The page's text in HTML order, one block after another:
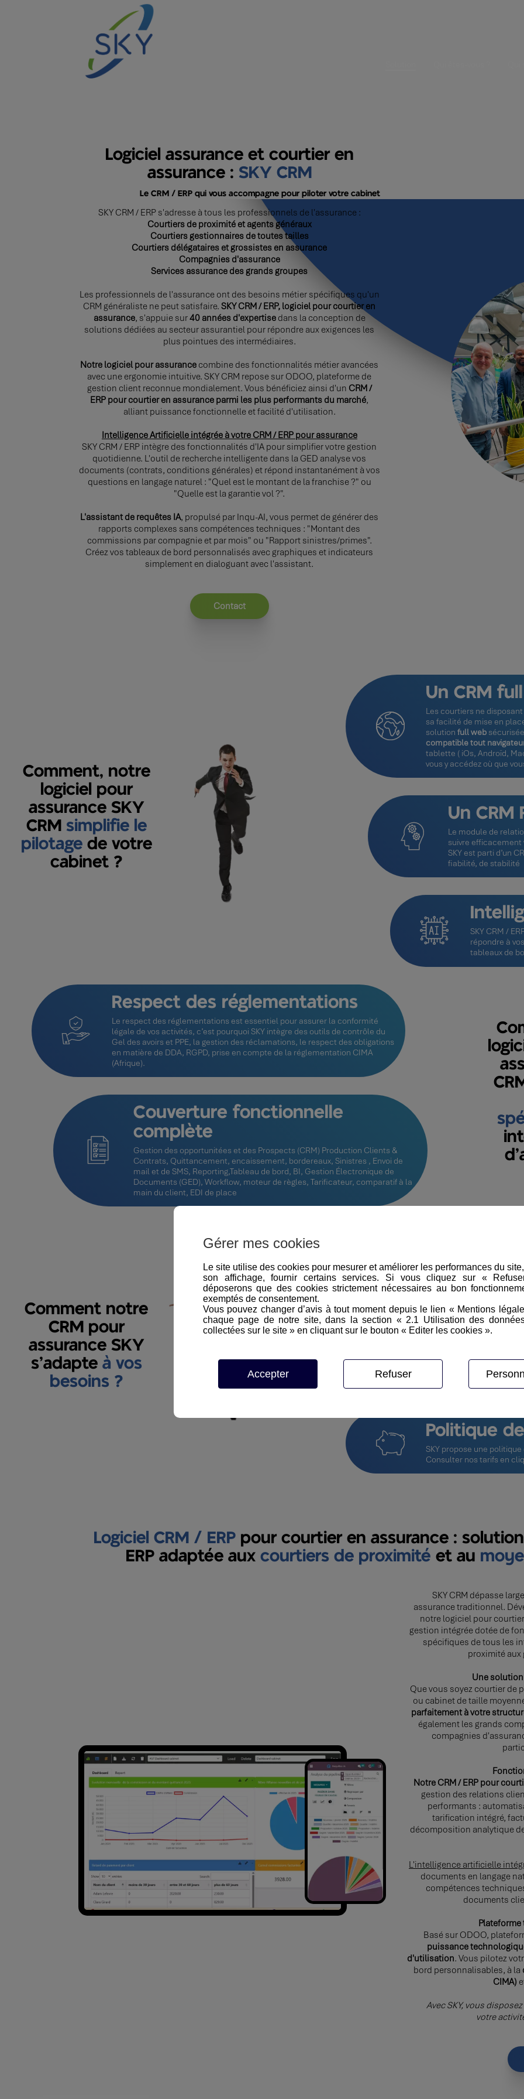
Logiciel assurance et courtier en
assurance : SKY CRM
Le CRM / ERP qui vous accompagne pour piloter votre cabinet
SKY CRM / ERP s'adresse à tous les professionnels de l'assurance :
Courtiers de proximité et agents généraux
Courtiers gestionnaires de toutes tailles
Courtiers délégataires et grossistes en assurance
Compagnies d'assurance
Services assurance des grands groupes
Les professionnels de l'assurance ont des besoins métier spécifiques qu'un
CRM généraliste ne peut satisfaire.SKY CRM / ERP, logiciel pour courtier en
assurance, s'appuie sur40 années d'expertise dans la conception de
solutions dédiées au secteur assurantiel pour répondre aux exigences les
plus pointues des intermédiaires.
Notre logiciel pour assurance combine des fonctionnalités métier avancées
avec une ergonomie intuitive. SKY CRM repose sur ODOO, plateforme de
gestion client reconnue mondialement. Vous bénéficiez ainsi d'un CRM /
ERP pour courtier en assurance parmi les plus performants du marché,
alliant puissance fonctionnelle et facilité d'utilisation.
Intelligence Artificielle intégrée à votre CRM / ERP pour assurance
SKY CRM / ERP intègre des fonctionnalités d'IA pour simplifier votre gestion
quotidienne. L'outil de recherche intelligente dans la GED analyse vos
documents (contrats, conditions générales) et répond instantanément à vos
questions en langage naturel : "Quel est le montant de la franchise ?" ou
"Quelle est la garantie vol ?".
L'assistant de requêtes IA, propulsé par Inqu-AI, vous permet de générer des
rapports complexes sans compétences techniques : "Montant des
commissions par compagnie et par mois" ou "Rapport sinistres/primes".
Créez vos tableaux de bord personnalisés avec graphiques et indicateurs
simplement en dialoguant avec l'assistant.
Contact
Comment, notre
logiciel pour
assurance SKY
CRM simplifie le
pilotagede votre
cabinet ?
Un CRM
Les courtiers ne
sa facilité de mise en
solutionfull web
compatible tout
tablette ( iOs, Androïd,
vous y accédez où que
Un CRM
Le module de
suivre
SKY est parti d’un
fiabilité, de stabilité
SKY CRM /
répondre à
tableaux de
Respect des réglementations
Le respect des réglementations est essentiel pour assurer la conformité
légale de vos activités, c’est pourquoi SKY intègre des outils de contrôle du
Gel des avoirs et PPE, la gestion des réclamations, le respect des obligations
en matière de DDA, RGPD, prise en compte de la réglementation CIMA
(Afrique).
Couverture fonctionnelle
complète
Gestion des opportunitées et des Prospects (CRM) Production Clients &
Contrats, Quittancement, encaissement, bordereaux, Sinistres , Envoi de
mail et de SMS, Reporting,Tableau de bord, BI, Gestion Électronique de
Documents (GED), Workflow, moteur de règles, Tarificateur, comparatif à la
main du client, EDI de place
Comment notre
CRM pour
assurance SKY
s’adapte à vos
besoins ?
Extranet
SKY met à votre
fonctionnellement très
Système
SKY prend en compte
personnalisation
données, reportings,
SKY est également
notamment :
Politique
SKY propose une
Consulter nos tarifs en
Logiciel CRM / ERPpour courtier en assurance :
ERP adaptée aux courtiers de proximité et au
SKY CRM dépasse
assurance traditionnel.
notre logiciel pour
gestion intégrée dotée de
spécifiques de tous les
proximité
Une
Que vous soyez courtier de
ou cabinet de taille
parfaitement à votre
également les grands
compagnies
Notre CRM / ERP pour
gestion des relations
performants :
tarification intégré,
décomposition analytique
L'intelligence artificielle
documents en langage
compétences
documents
Basé sur ODOO,
puissance
d'utilisation. Vous pilotez
bord personnalisables, à la
CIMA)
Avec SKY, vous
votre
Gérer mes cookies
Le site utilise des cookies pour mesurer et améliorer les performances du
son affichage, fournir certains services. Si vous cliquez sur «
déposerons que des cookies strictement nécessaires au bon
exemptés de consentement.
Vous pouvez changer d’avis à tout moment depuis le lien « Mentions
chaque page de notre site, dans la section « 2.1 Utilisation des
collectées sur le site » en cliquant sur le bouton « Editer les cookies ».
Accepter Refuser